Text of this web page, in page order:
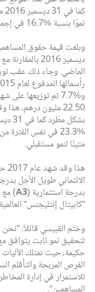
نموًا بنسبة %16.7 في إجمالي الموجودات.
22.50 مليون درهم،
%23.3 في نفس
متينًا لنمو مستقبلي.
الائتماني طويل الأجل
بدرجة استثمارية (A3) مع
"كابيتال إنتليجنس"
لتحقيق نمو ثابت يتوافق
حكيمة، حيث نمتلك الآليات
الفرص المربحة والتأقلم
للاستمرار في إدارة